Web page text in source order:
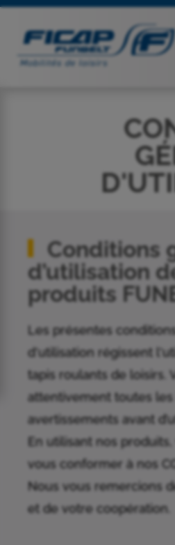
Conditions
d’utilisation
produits
Les présentes
d'utilisation régissent
tapis roulants de loisirs.
attentivement toutes
avertissements avant
En utilisant nos
vous conformer à nos
Nous vous remercions
et de votre coopération.